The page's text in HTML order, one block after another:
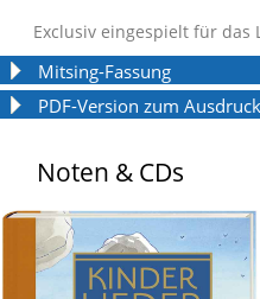
Exclusiv eingespielt für das
Mitsing-Fassung
PDF-Version zum
Noten & CDs